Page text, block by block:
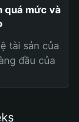
quá mức và
tài sản của
đầu của